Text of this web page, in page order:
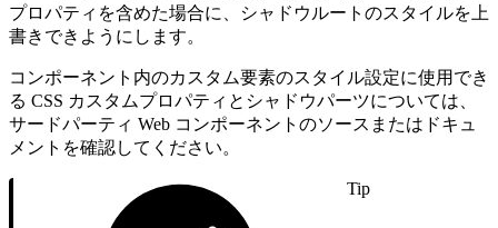
プロパティを含めた場合に、シャドウルートのスタイルを上
書きできようにします。
コンポーネント内のカスタム要素のスタイル設定に使用でき
る CSS カスタムプロパティとシャドウパーツについては、
サードパーティ Web コンポーネントのソースまたはドキュ
メントを確認してください。
Tip